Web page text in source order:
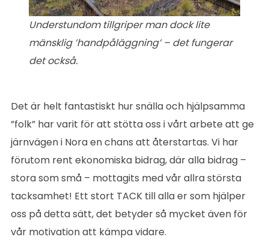
Understundom tillgriper man dock lite
mänsklig ’handpåläggning’ – det fungerar
det också.
Det är helt fantastiskt hur snälla och hjälpsamma
”folk” har varit för att stötta oss i vårt arbete att ge
järnvägen i Nora en chans att återstartas. Vi har
förutom rent ekonomiska bidrag, där alla bidrag –
stora som små – mottagits med vår allra största
tacksamhet! Ett stort TACK till alla er som hjälper
oss på detta sätt, det betyder så mycket även för
vår motivation att kämpa vidare.